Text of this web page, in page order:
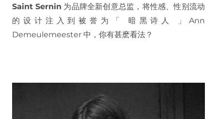
Saint Sernin 为品牌全新创意总监，将性感、性别流动
的设计注入到被誉为「 暗黑诗人 」Ann
Demeulemeester 中，你有甚麽看法？